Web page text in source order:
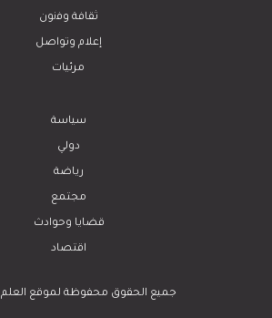
ﺛﻘﺎﻓﺔ وﻓﻧون
إعلام وتواصل
مرئيات
سياسة
دولي
رياضة
مجتمع
قضايا وحوادث
اقتصاد
© 2023 جميع الحقوق محفوظة لموقع العلم